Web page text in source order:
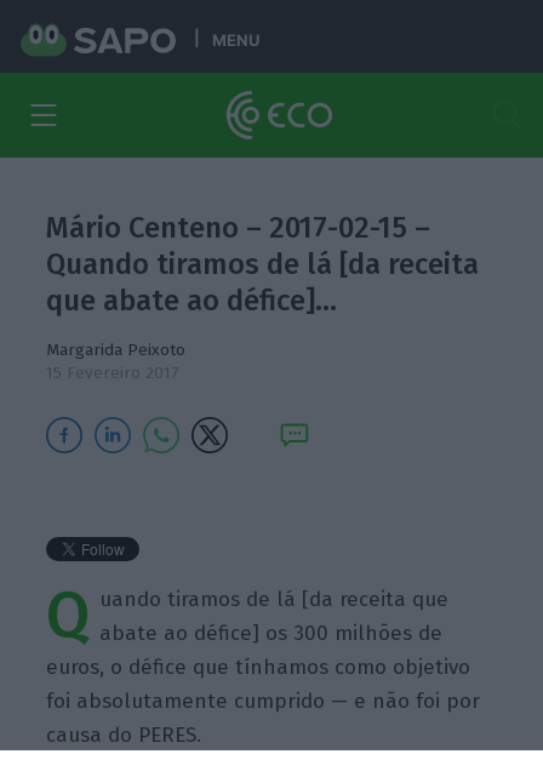
MENU
Mário Centeno – 2017-02-15 –
Quando tiramos de lá [da receita
que abate ao défice]…
Margarida Peixoto
15 Fevereiro 2017
Q uando tiramos de lá [da receita que
abate ao défice] os 300 milhões de
euros, o défice que tínhamos como objetivo
foi absolutamente cumprido — e não foi por
causa do PERES.